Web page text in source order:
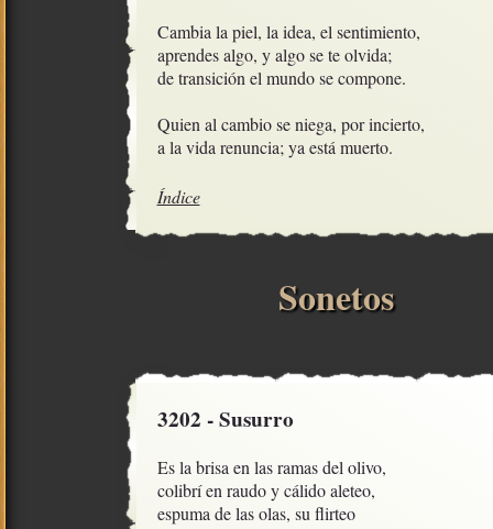
Cambia la piel, la idea, el sentimiento,
aprendes algo, y algo se te olvida;
de transición el mundo se compone.
Quien al cambio se niega, por incierto,
a la vida renuncia; ya está muerto.
Índice
Sonetos
3202 - Susurro
Es la brisa en las ramas del olivo,
colibrí en raudo y cálido aleteo,
espuma de las olas, su flirteo